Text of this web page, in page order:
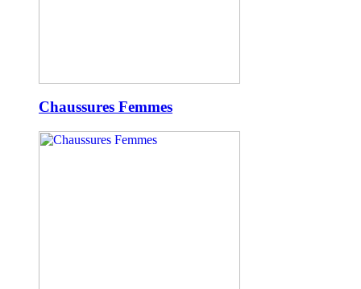
Chaussures Femmes